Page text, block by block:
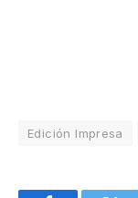
Edición Impresa